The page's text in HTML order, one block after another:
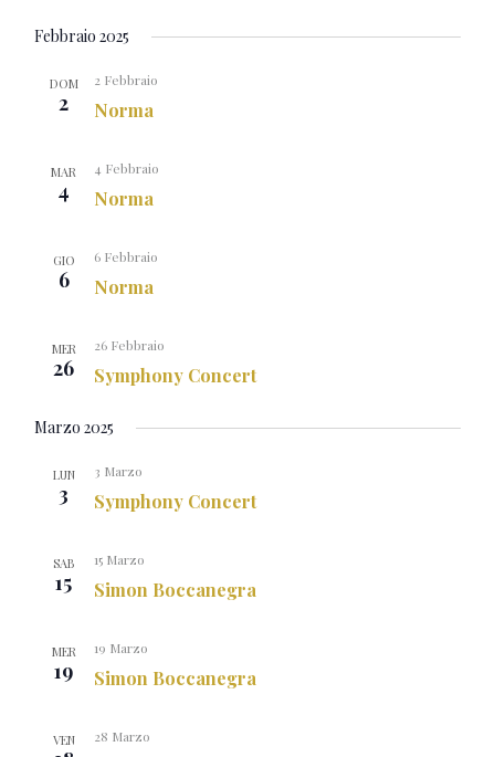
Febbraio 2025
DOM
2 Norma
2 Febbraio
MAR
4 Norma
4 Febbraio
GIO
6 Norma
6 Febbraio
MER
26 Symphony Concert
26 Febbraio
Marzo 2025
LUN
3 Symphony Concert
3 Marzo
SAB
15 Simon Boccanegra
15 Marzo
MER
19 Simon Boccanegra
19 Marzo
VEN 28 Marzo